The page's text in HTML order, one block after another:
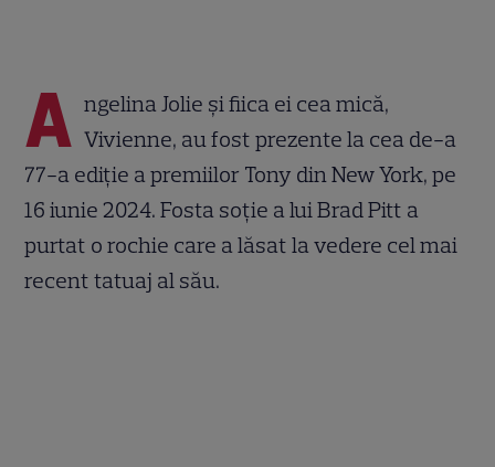
A ngelina Jolie și fiica ei cea mică,
Vivienne, au fost prezente la cea de-a
77-a ediție a premiilor Tony din New York, pe
16 iunie 2024. Fosta soție a lui Brad Pitt a
purtat o rochie care a lăsat la vedere cel mai
recent tatuaj al său.